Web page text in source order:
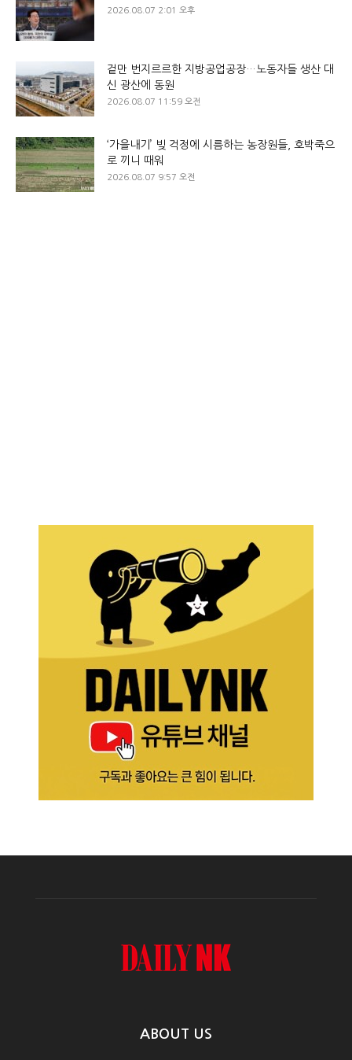
2026.08.07 2:01 오후
겉만 번지르르한 지방공업공장…노동자들 생산 대
신 광산에 동원
2026.08.07 11:59 오전
‘가을내기’ 빚 걱정에 시름하는 농장원들, 호박죽으
로 끼니 때워
2026.08.07 9:57 오전
ABOUT US